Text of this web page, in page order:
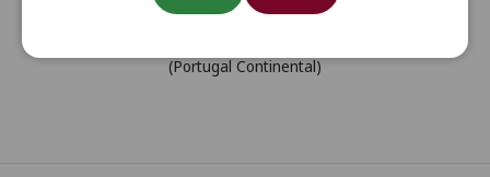
Portes Grátis
(Portugal Continental)